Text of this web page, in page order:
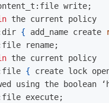
write;
the current policy
{ add_name create
rename;
the current policy
{ create lock
using the boolean
execute;